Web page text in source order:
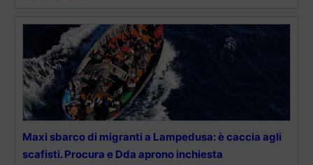
Maxi sbarco di migranti a Lampedusa: è caccia agli
scafisti. Procura e Dda aprono inchiesta